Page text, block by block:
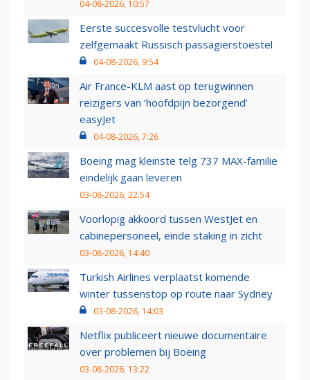
04-08-2026, 10:57
Eerste succesvolle testvlucht voor
zelfgemaakt Russisch passagierstoestel
04-08-2026, 9:54
Air France-KLM aast op terugwinnen
reizigers van ‘hoofdpijn bezorgend’
easyJet
04-08-2026, 7:26
Boeing mag kleinste telg 737 MAX-familie
eindelijk gaan leveren
03-08-2026, 22:54
Voorlopig akkoord tussen WestJet en
cabinepersoneel, einde staking in zicht
03-08-2026, 14:40
Turkish Airlines verplaatst komende
winter tussenstop op route naar Sydney
03-08-2026, 14:03
Netflix publiceert nieuwe documentaire
over problemen bij Boeing
03-08-2026, 13:22